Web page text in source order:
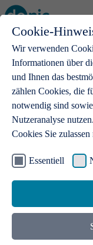
Cookie-
Wir verwenden
Informationen über
und Ihnen das
zählen Cookies, die
notwendig sind
Nutzeranalyse
Cookies Sie zulassen
Essentiell
Open main menu
.de-Domains
Mit einer .de-Domain